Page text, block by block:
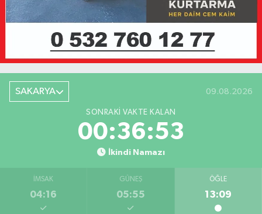
SAKARYA 09.08.2026
SONRAKI VAKTE KALAN
00:36:53
İkindi Namazı
İMSAK
04:16
GÜNEŞ
05:55
ÖĞLE
13:09